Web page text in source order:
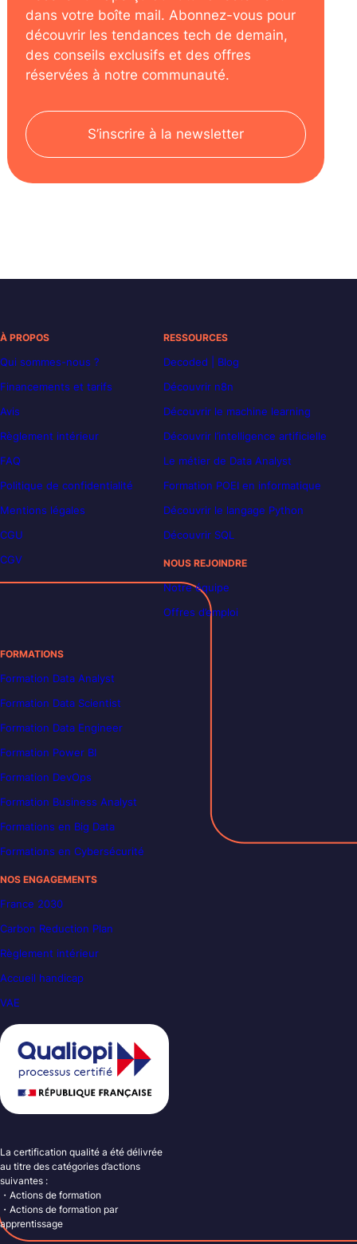
dans votre boîte mail. Abonnez-vous pour
découvrir les tendances tech de demain,
des conseils exclusifs et des offres
réservées à notre communauté.
S’inscrire à la newsletter
À PROPOS
Qui sommes-nous ?
Financements et tarifs
Avis
Règlement intérieur
FAQ
Politique de confidentialité
Mentions légales
CGU
CGV
RESSOURCES
Decoded | Blog
Découvrir n8n
Découvrir le machine learning
Découvrir l’intelligence artificielle
Le métier de Data Analyst
Formation POEI en informatique
Découvrir le langage Python
Découvrir SQL
NOUS REJOINDRE
Notre équipe
Offres d’emploi
FORMATIONS
Formation Data Analyst
Formation Data Scientist
Formation Data Engineer
Formation Power BI
Formation DevOps
Formation Business Analyst
Formations en Big Data
Formations en Cybersécurité
NOS ENGAGEMENTS
France 2030
Carbon Reduction Plan
Règlement intérieur
Accueil handicap
VAE
La certification qualité a été délivrée
au titre des catégories d’actions
suivantes :
・Actions de formation
・Actions de formation par
apprentissage